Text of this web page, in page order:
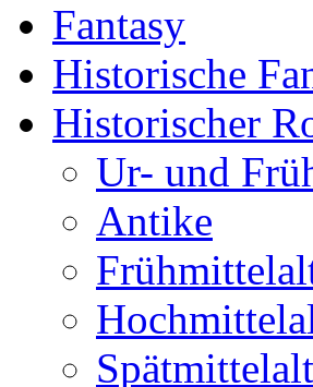
Fantasy
Historische
Historischer
Ur- und
Antike